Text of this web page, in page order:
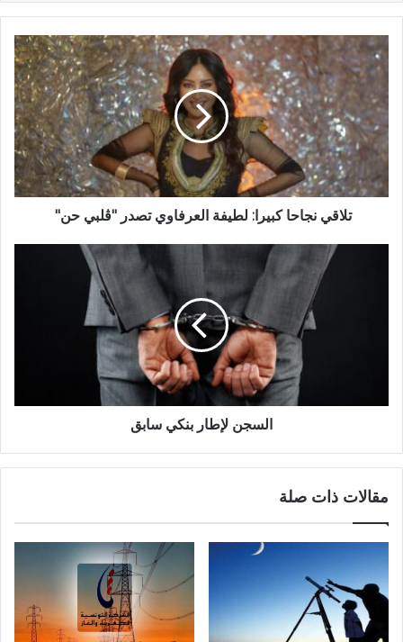
تلاقي نجاحا كبيرا: لطيفة العرفاوي تصدر "ڨلبي حن"
السجن لإطار بنكي سابق
مقالات ذات صلة